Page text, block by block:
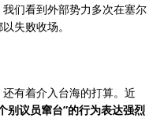
们看到外部势力多次在塞尔
失败收场。
有着介入台海的打算。近
别议员窜台”的行为表达强烈